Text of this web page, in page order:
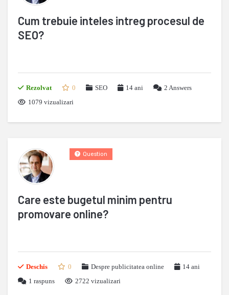
Cum trebuie inteles intreg procesul de
SEO?
Rezolvat 0 SEO 14 ani 2 Answers
1079 vizualizari
Care este bugetul minim pentru
promovare online?
Question
Deschis 0 Despre publicitatea online
14 ani
1 raspuns 2722 vizualizari